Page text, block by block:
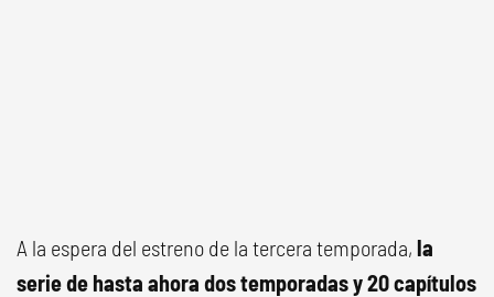
A la espera del estreno de la tercera temporada, la
serie de hasta ahora dos temporadas y 20 capítulos